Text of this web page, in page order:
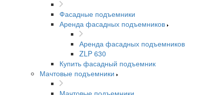
Фасадные подъемники
Аренда фасадных подъемников
Аренда фасадных подъемников
ZLP 630
Купить фасадный подъемник
Мачтовые подъемники